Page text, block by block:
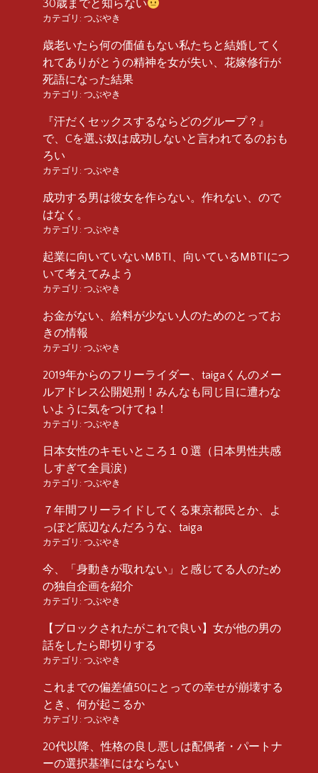
30歳までと知らない
カテゴリ: つぶやき
歳老いたら何の価値もない私たちと結婚してく
れてありがとうの精神を女が失い、花嫁修行が
死語になった結果
カテゴリ: つぶやき
『汗だくセックスするならどのグループ？』
で、Cを選ぶ奴は成功しないと言われてるのおも
ろい
カテゴリ: つぶやき
成功する男は彼女を作らない。作れない、ので
はなく。
カテゴリ: つぶやき
起業に向いていないMBTI、向いているMBTIにつ
いて考えてみよう
カテゴリ: つぶやき
お金がない、給料が少ない人のためのとってお
きの情報
カテゴリ: つぶやき
2019年からのフリーライダー、taigaくんのメー
ルアドレス公開処刑！みんなも同じ目に遭わな
いように気をつけてね！
カテゴリ: つぶやき
日本女性のキモいところ１０選（日本男性共感
しすぎて全員涙）
カテゴリ: つぶやき
７年間フリーライドしてくる東京都民とか、よ
っぽど底辺なんだろうな、taiga
カテゴリ: つぶやき
今、「身動きが取れない」と感じてる人のため
の独自企画を紹介
カテゴリ: つぶやき
【ブロックされたがこれで良い】女が他の男の
話をしたら即切りする
カテゴリ: つぶやき
これまでの偏差値50にとっての幸せが崩壊する
とき、何が起こるか
カテゴリ: つぶやき
20代以降、性格の良し悪しは配偶者・パートナ
ーの選択基準にはならない